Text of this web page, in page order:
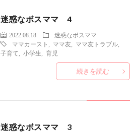
迷惑なボスママ 4
2022.08.18
迷惑なボスママ
ママカースト
ママ友 ママ友トラブル
子育て
,小学生 ,育児
続きを読む
迷惑なボスママ 3